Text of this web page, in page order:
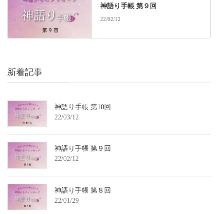
神語り手帳 第９回
22/02/12
新着記事
神語り手帳 第10回
22/03/12
神語り手帳 第９回
22/02/12
神語り手帳 第８回
22/01/29